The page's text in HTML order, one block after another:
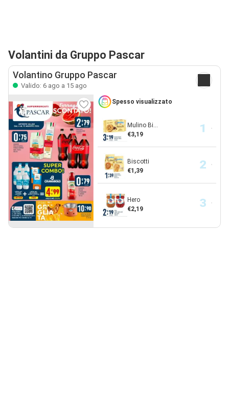
Volantini da Gruppo Pascar
Volantino Gruppo Pascar
Valido: 6 ago a 15 ago
Spesso visualizzato
Mulino Bi...
€3,19
Biscotti
€1,39
Hero
€2,19